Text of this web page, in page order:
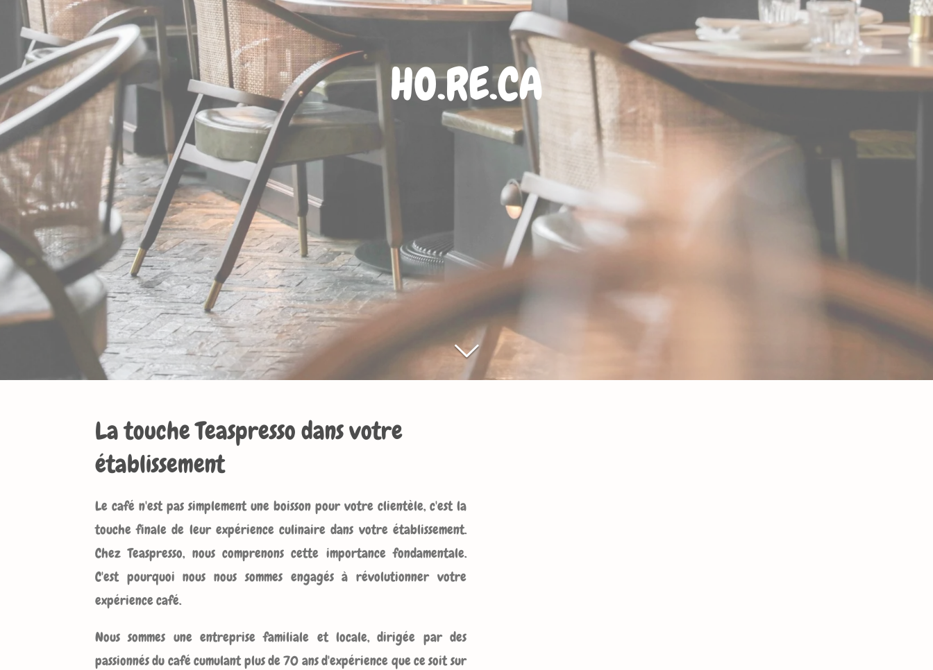
HO.RE.CA
La touche Teaspresso dans votre
établissement
Le café n'est pas simplement une boisson pour votre clientèle, c'est la
touche finale de leur expérience culinaire dans votre établissement.
Chez Teaspresso, nous comprenons cette importance fondamentale.
C'est pourquoi nous nous sommes engagés à révolutionner votre
expérience café.
Nous sommes une entreprise familiale et locale, dirigée par des
passionnés du café cumulant plus de 70 ans d'expérience que ce soit sur